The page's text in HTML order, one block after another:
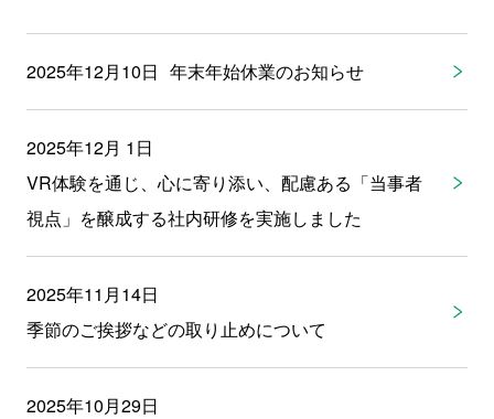
2025年12月10日 年末年始休業のお知らせ
2025年12月 1日
VR体験を通じ、心に寄り添い、配慮ある「当事者
視点」を醸成する社内研修を実施しました
2025年11月14日
季節のご挨拶などの取り止めについて
2025年10月29日